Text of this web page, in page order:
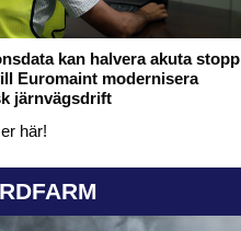
kan halvera akuta stopp
Euromaint modernisera
järnvägsdrift
här!